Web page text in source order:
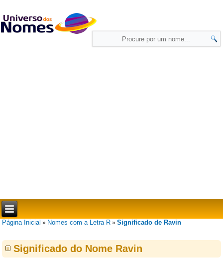
Página Inicial » Nomes com a Letra R »Significado de Ravin
Significado do Nome Ravin